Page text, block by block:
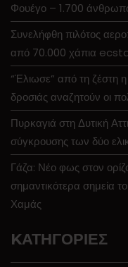
Φουέγο – 1.700
Συνελήφθη πιλότος
από 70.000 χάπια
“Έλιωσε” από τη ζέστη
δροσιάς αναζητούν οι
Πυρκαγιά στη Δυτική
σύγκρουσης των δύο
Γάζα: Νέο φως στον
σημαντικότερα σημεία
Χαμάς
KΑΤΗΓΟΡΊΕΣ